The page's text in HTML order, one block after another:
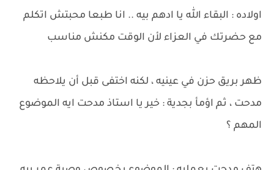
اولاده : البقاء الله يا ادهم بيه .. انا طبعا محبتش اتكلم
مع حضرتك في العزاء لأن الوقت مكنش مناسب
ظهر بريق حزن في عينيه ، لكنه اختفى قبل أن يلاحظه
مدحت ، ثم اؤمأ بجدية : خير يا استاذ مدحت ايه الموضوع
المهم ؟